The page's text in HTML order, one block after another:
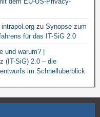
zu Synopse zum
für das IT-SiG 2.0
warum? |
(IT-SiG) 2.0 – die
im Schnellüberblick